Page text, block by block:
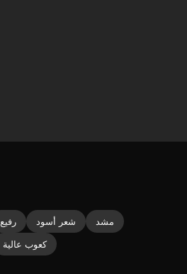
رفيع شعر أسود
مشد
كعوب عالية